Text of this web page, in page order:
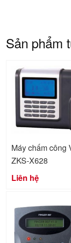
Sản phẩm
Máy chấm công
ZKS-X628
Liên hệ